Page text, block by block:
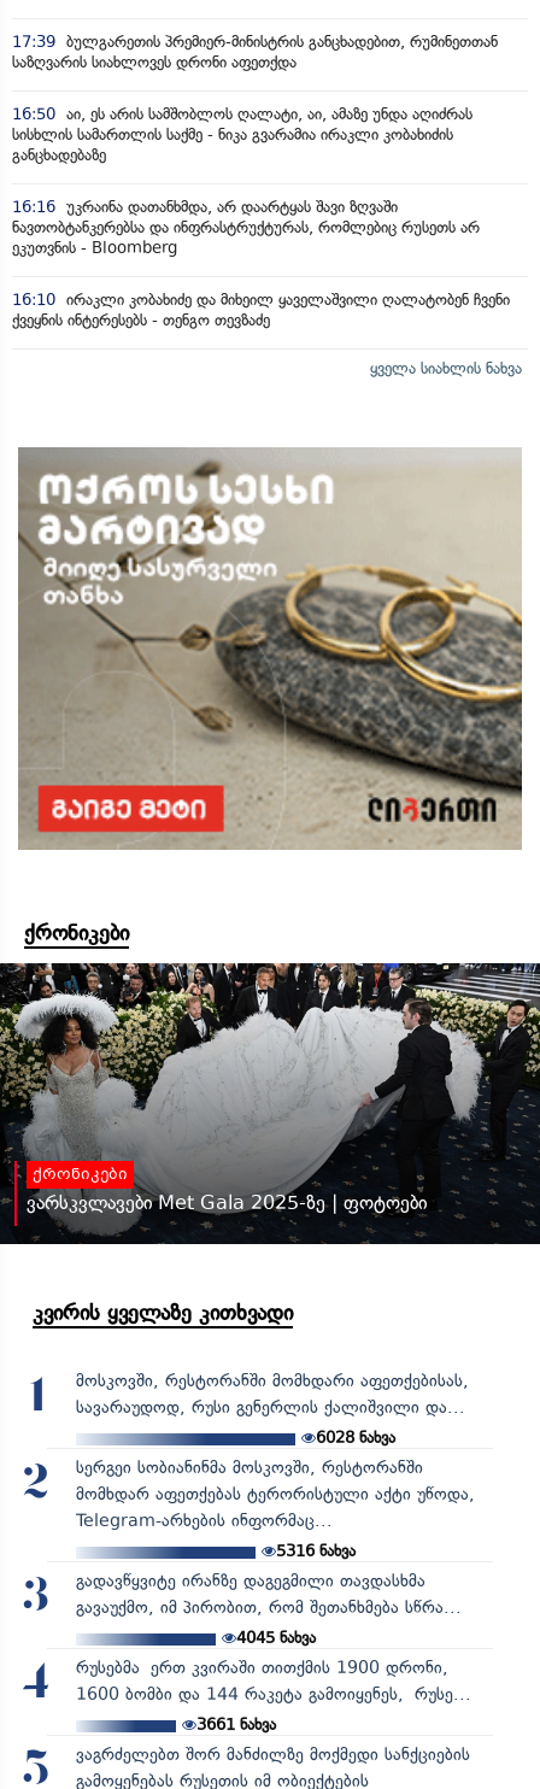
17:39 ბულგარეთის პრემიერ-მინისტრის განცხადებით, რუმინეთთან
საზღვარის სიახლოვეს დრონი აფეთქდა
16:50 აი, ეს არის სამშობლოს ღალატი, აი, ამაზე უნდა აღიძრას
სისხლის სამართლის საქმე - ნიკა გვარამია ირაკლი კობახიძის
განცხადებაზე
16:16 უკრაინა დათანხმდა, არ დაარტყას შავი ზღვაში
ნავთობტანკერებსა და ინფრასტრუქტურას, რომლებიც რუსეთს არ
ეკუთვნის - Bloomberg
16:10 ირაკლი კობახიძე და მიხეილ ყაველაშვილი ღალატობენ ჩვენი
ქვეყნის ინტერესებს - თენგო თევზაძე
ყველა სიახლის ნახვა
ქრონიკები
ქრონიკები
ვარსკვლავები Met Gala 2025-ზე | ფოტოები
კვირის ყველაზე კითხვადი
1
მოსკოვში, რესტორანში მომხდარი აფეთქებისას,
სავარაუდოდ, რუსი გენერლის ქალიშვილი და...
6028 ნახვა
2
სერგეი სობიანინმა მოსკოვში, რესტორანში
მომხდარ აფეთქებას ტერორისტული აქტი უწოდა,
Telegram-არხების ინფორმაც...
5316ნახვა
3
გადავწყვიტე ირანზე დაგეგმილი თავდასხმა
გავაუქმო, იმ პირობით, რომ შეთანხმება სწრა...
4045ნახვა
4
რუსებმა ერთ კვირაში თითქმის 1900 დრონი,
1600 ბომბი და 144 რაკეტა გამოიყენეს, რუსე...
3661ნახვა
5
ვაგრძელებთ შორ მანძილზე მოქმედი სანქციების
გამოყენებას რუსეთის იმ ობიექტების